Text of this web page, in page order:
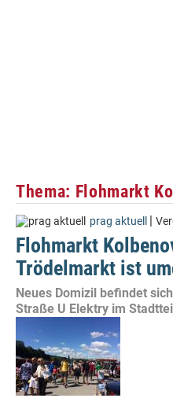
Thema: Flohmarkt
prag aktuell |
Flohmarkt
Trödelmarkt ist
Neues Domizil befindet
Straße U Elektry im